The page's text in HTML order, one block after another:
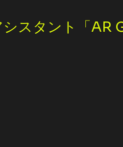
スタント「AR